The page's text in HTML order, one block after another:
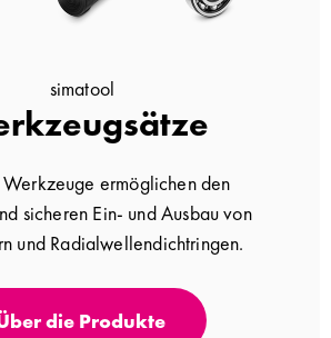
simatool
ermöglichen den
sicheren Ein- und Ausbau von
und Radialwellendichtringen.
die Produkte